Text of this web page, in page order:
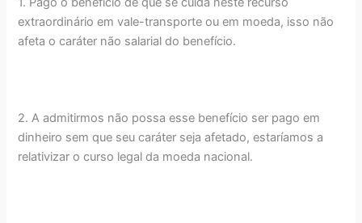
extraordinário em vale-transporte ou em moeda, isso não
afeta o caráter não salarial do benefício.
2. A admitirmos não possa esse benefício ser pago em
dinheiro sem que seu caráter seja afetado, estaríamos a
relativizar o curso legal da moeda nacional.